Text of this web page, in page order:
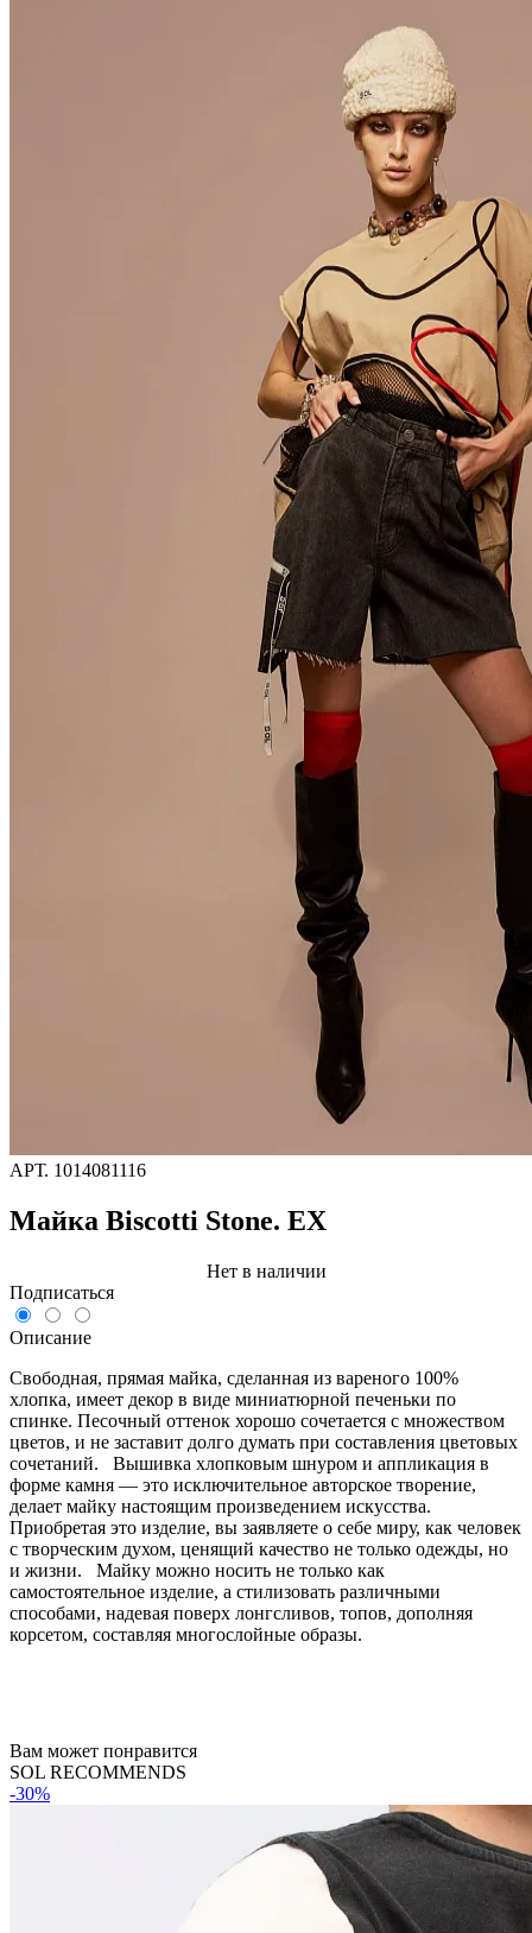
АРТ. 1014081116
Майка Biscotti Stone. EX
Нет в наличии
Подписаться
Описание
Свободная, прямая майка, сделанная из вареного 100%
хлопка, имеет декор в виде миниатюрной печеньки по
спинке. Песочный оттенок хорошо сочетается с множеством
цветов, и не заставит долго думать при составления цветовых
сочетаний. Вышивка хлопковым шнуром и аппликация в
форме камня — это исключительное авторское творение,
делает майку настоящим произведением искусства.
Приобретая это изделие, вы заявляете о себе миру, как человек
с творческим духом, ценящий качество не только одежды, но
и жизни. Майку можно носить не только как
самостоятельное изделие, а стилизовать различными
способами, надевая поверх лонгсливов, топов, дополняя
корсетом, составляя многослойные образы.
Вам может понравится
SOL RECOMMENDS
-30%